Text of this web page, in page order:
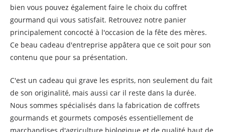
bien vous pouvez également faire le choix du coffret
gourmand qui vous satisfait. Retrouvez notre panier
principalement concocté à l'occasion de la fête des mères.
Ce beau cadeau d'entreprise appâtera que ce soit pour son
contenu que pour sa présentation.
C'est un cadeau qui grave les esprits, non seulement du fait
de son originalité, mais aussi car il reste dans la durée.
Nous sommes spécialisés dans la fabrication de coffrets
gourmands et gourmets composés essentiellement de